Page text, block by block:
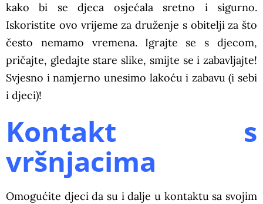
kako bi se djeca osjećala sretno i sigurno.
Iskoristite ovo vrijeme za druženje s obitelji za što
često nemamo vremena. Igrajte se s djecom,
pričajte, gledajte stare slike, smijte se i zabavljajte!
Svjesno i namjerno unesimo lakoću i zabavu (i sebi
i djeci)!
Kontakt s
vršnjacima
Omogućite djeci da su i dalje u kontaktu sa svojim